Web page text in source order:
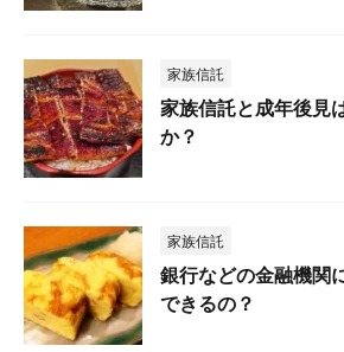
家族信託
家族信託と成年後見
か？
家族信託
銀行などの金融機関
できるの？